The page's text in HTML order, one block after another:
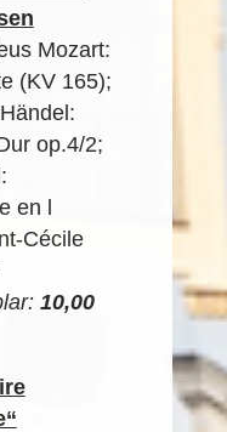
Mozart:
(KV 165);
op.4/2;
en l
Cécile
10,00